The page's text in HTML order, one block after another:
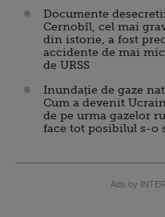
Documente
Cernobîl, cel mai
din istorie, a fost
accidente de mai
de URSS
Inundație de gaze
Cum a devenit
de pe urma gazelor
face tot posibilul s-o
Ads by